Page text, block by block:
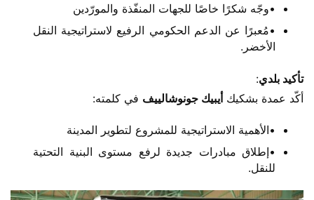
•وجّه شكرًا خاصًا للجهات المنفّذة والمورّدين
•مُعبرًا عن الدعم الحكومي الرفيع لاستراتيجية النقل
الأخضر.
​تأكيد بلدي​​:
أكّد عمدة بشكيك ​​أيبيك جونوشالييف​ ​ في كلمته:
•الأهمية الاستراتيجية للمشروع لتطوير المدينة
•إطلاق مبادرات جديدة لرفع مستوى البنية التحتية
للنقل.